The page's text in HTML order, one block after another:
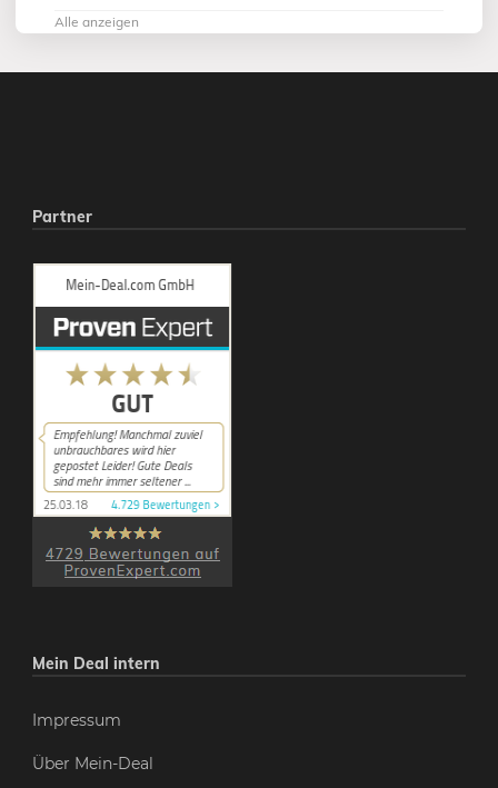
Alle anzeigen
Partner
Mein Deal intern
Impressum
Über Mein-Deal